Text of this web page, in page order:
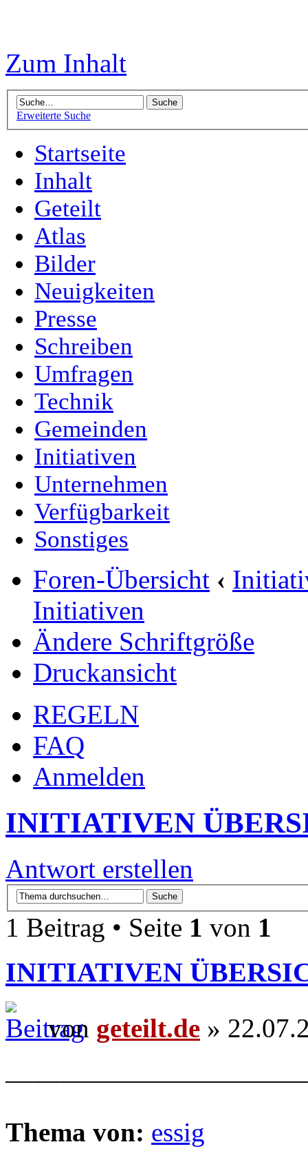
Zum Inhalt
Erweiterte Suche
Startseite
Inhalt
Geteilt
Atlas
Bilder
Neuigkeiten
Presse
Schreiben
Umfragen
Technik
Gemeinden
Initiativen
Unternehmen
Verfügbarkeit
Sonstiges
Foren-Übersicht ‹
Initiativen
Ändere Schriftgröße
Druckansicht
REGELN
FAQ
Anmelden
INITIATIVEN
Antwort erstellen
1 Beitrag • Seite 1 von 1
INITIATIVEN
von geteilt.de »
Thema von: essig